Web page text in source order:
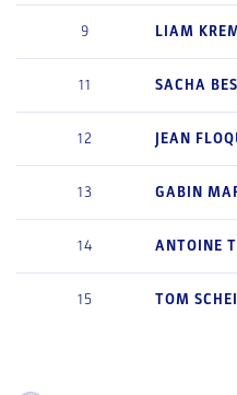
9 LIAM
11 SACHA
12 JEAN
13 GABIN
14 ANTOINE
15 TOM